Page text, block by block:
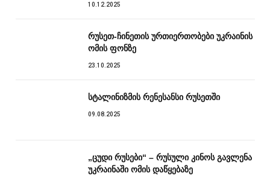
10.12.2025
რუსეთ-ჩინეთის ურთიერთობები უკრაინის
ომის ფონზე
23.10.2025
სტალინიზმის რენესანსი რუსეთში
09.08.2025
„ცუდი რუსები“ – რუსული კინოს გავლენა
უკრაინაში ომის დაწყებაზე